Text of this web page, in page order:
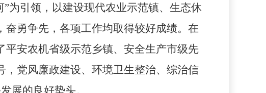
为引领， 以建设现代农业示范镇、生态休
勇争先，各项工作均取得较好成绩。 在
安农机省级示范乡镇、安全生产市级先
党风廉政建设、 环境卫生整治、综治信
展的良好势头。